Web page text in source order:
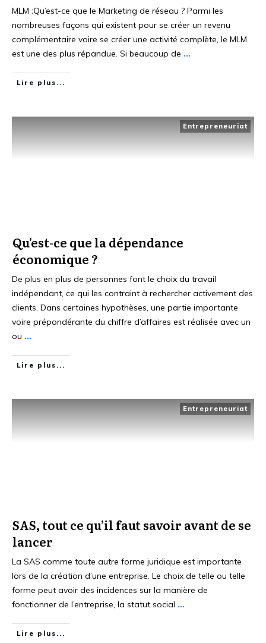
MLM :Qu’est-ce que le Marketing de réseau ? Parmi les
nombreuses façons qui existent pour se créer un revenu
complémentaire voire se créer une activité complète, le MLM
est une des plus répandue. Si beaucoup de ...
Lire plus...
Entrepreneuriat
Qu’est-ce que la dépendance
économique ?
De plus en plus de personnes font le choix du travail
indépendant, ce qui les contraint à rechercher activement des
clients. Dans certaines hypothèses, une partie importante
voire prépondérante du chiffre d’affaires est réalisée avec un
ou ...
Lire plus...
Entrepreneuriat
SAS, tout ce qu’il faut savoir avant de se
lancer
La SAS comme toute autre forme juridique est importante
lors de la création d’une entreprise. Le choix de telle ou telle
forme peut avoir des incidences sur la manière de
fonctionner de l’entreprise, la statut social ...
Lire plus...